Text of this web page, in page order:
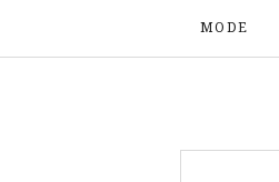
MODE